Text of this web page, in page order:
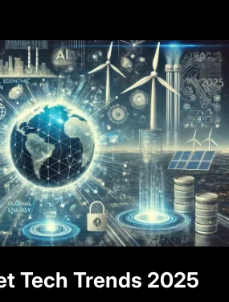
Tech Trends 2025